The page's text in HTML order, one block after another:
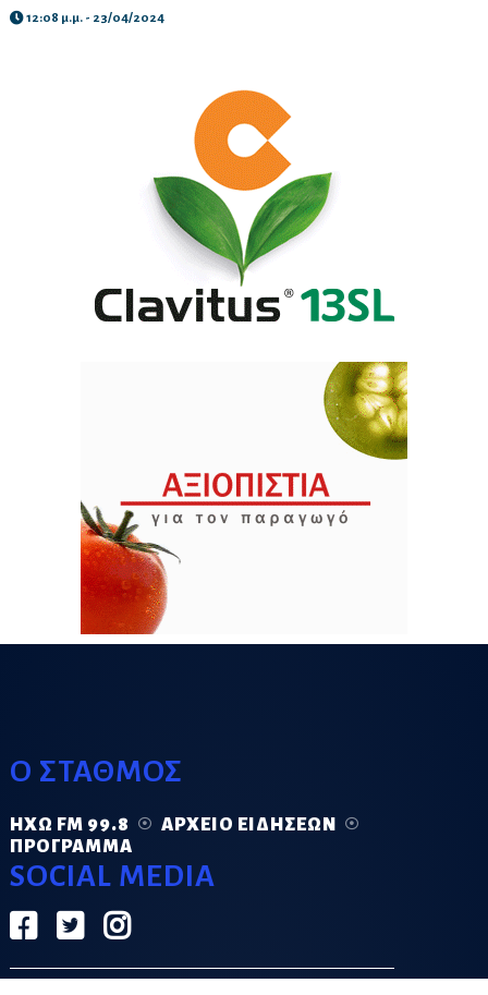
12:08 μ.μ. - 23/04/2024
Ο ΣΤΑΘΜΟΣ
ΗΧΏ FM 99.8
ΑΡΧΕΊΟ ΕΙΔΉΣΕΩΝ
ΠΡΌΓΡΑΜΜΑ
SOCIAL MEDIA